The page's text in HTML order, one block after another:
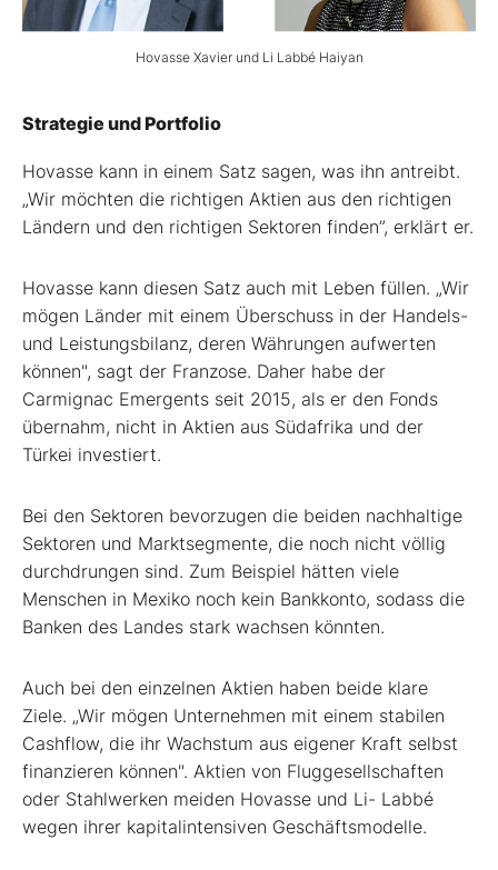
Hovasse Xavier und Li Labbé Haiyan
Strategie und Portfolio
Hovasse kann in einem Satz sagen, was ihn antreibt.
„Wir möchten die richtigen Aktien aus den richtigen
Ländern und den richtigen Sektoren finden”, erklärt er.
Hovasse kann diesen Satz auch mit Leben füllen. „Wir
mögen Länder mit einem Überschuss in der Handels-
und Leistungsbilanz, deren Währungen aufwerten
können", sagt der Franzose. Daher habe der
Carmignac Emergents seit 2015, als er den Fonds
übernahm, nicht in Aktien aus Südafrika und der
Türkei investiert.
Bei den Sektoren bevorzugen die beiden nachhaltige
Sektoren und Marktsegmente, die noch nicht völlig
durchdrungen sind. Zum Beispiel hätten viele
Menschen in Mexiko noch kein Bankkonto, sodass die
Banken des Landes stark wachsen könnten.
Auch bei den einzelnen Aktien haben beide klare
Ziele. „Wir mögen Unternehmen mit einem stabilen
Cashflow, die ihr Wachstum aus eigener Kraft selbst
finanzieren können". Aktien von Fluggesellschaften
oder Stahlwerken meiden Hovasse und Li- Labbé
wegen ihrer kapitalintensiven Geschäftsmodelle.